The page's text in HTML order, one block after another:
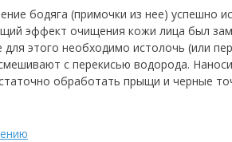
бодяга (примочки из нее) успешно
эффект очищения кожи лица был
этого необходимо истолочь (или
с перекисью водорода.
обработать прыщи и черные